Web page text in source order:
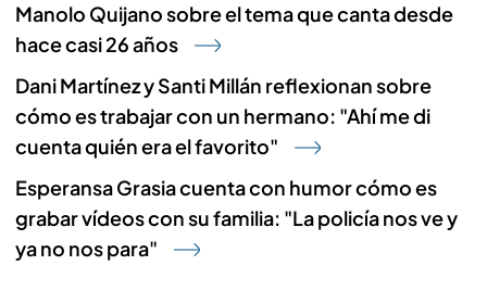
Manolo Quijano sobre el tema que canta desde
hace casi 26 años
Dani Martínez y Santi Millán reflexionan sobre
cómo es trabajar con un hermano: "Ahí me di
cuenta quién era el favorito"
Esperansa Grasia cuenta con humor cómo es
grabar vídeos con su familia: "La policía nos ve y
ya no nos para"